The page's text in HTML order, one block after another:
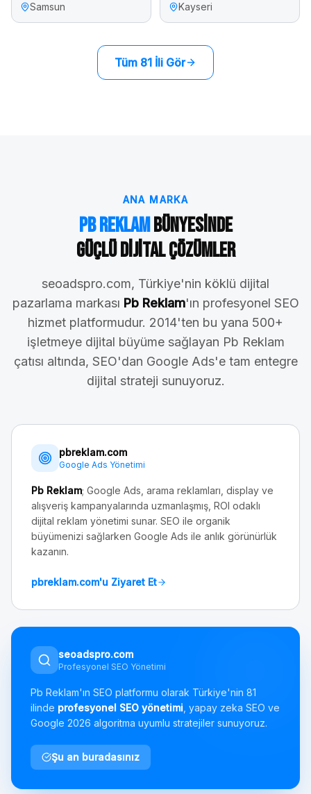
Samsun Kayseri
Tüm 81 İli Gör
ANA MARKA
Pb ReklamBünyesinde
Güçlü Dijital Çözümler
seoadspro.com, Türkiye'nin köklü dijital
pazarlama markası Pb Reklam'ın profesyonel SEO
hizmet platformudur. 2014'ten bu yana 500+
işletmeye dijital büyüme sağlayan Pb Reklam
çatısı altında, SEO'dan Google Ads'e tam entegre
dijital strateji sunuyoruz.
pbreklam.com
Google Ads Yönetimi
Pb Reklam; Google Ads, arama reklamları, display ve
alışveriş kampanyalarında uzmanlaşmış, ROI odaklı
dijital reklam yönetimi sunar. SEO ile organik
büyümenizi sağlarken Google Ads ile anlık görünürlük
kazanın.
pbreklam.com'u Ziyaret Et
seoadspro.com
Profesyonel SEO Yönetimi
Pb Reklam'ın SEO platformu olarak Türkiye'nin 81
ilinde profesyonel SEO yönetimi , yapay zeka SEO ve
Google 2026 algoritma uyumlu stratejiler sunuyoruz.
Şu an buradasınız